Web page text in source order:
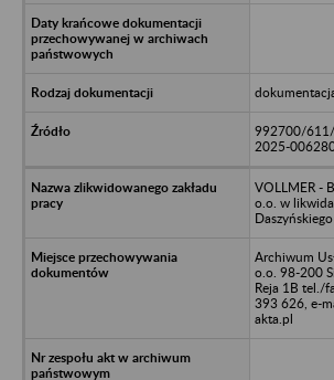
992700/
2025-
VOLLMER -
o.o. w
Archiwum
o.o. 98-200
Reja 1B tel./
393 626, e-
akta.pl